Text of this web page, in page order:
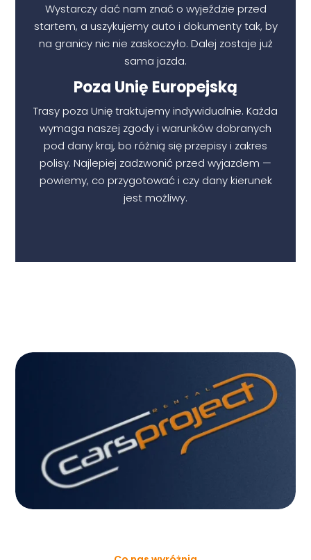
Wystarczy dać nam znać o wyjeździe przed
startem, a uszykujemy auto i dokumenty tak, by
na granicy nic nie zaskoczyło. Dalej zostaje już
sama jazda.
Poza Unię Europejską
Trasy poza Unię traktujemy indywidualnie. Każda
wymaga naszej zgody i warunków dobranych
pod dany kraj, bo różnią się przepisy i zakres
polisy. Najlepiej zadzwonić przed wyjazdem —
powiemy, co przygotować i czy dany kierunek
jest możliwy.